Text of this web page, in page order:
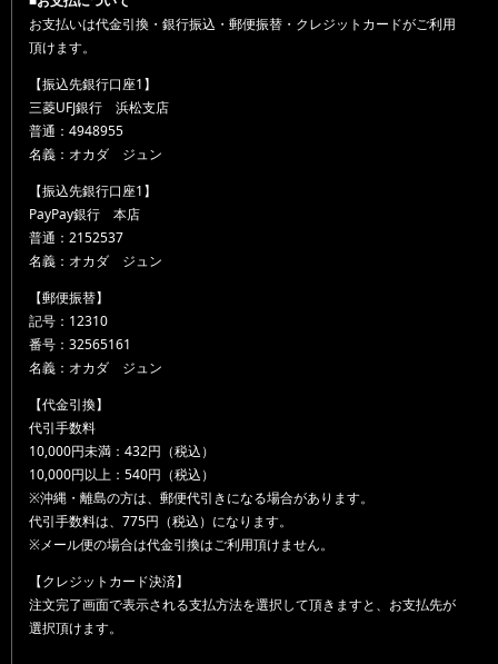
お支払いは代金引換・銀行振込・郵便振替・クレジットカードがご利用
頂けます。
【振込先銀行口座1】
三菱UFJ銀行 浜松支店
普通：4948955
名義：オカダ ジュン
【振込先銀行口座1】
PayPay銀行 本店
普通：2152537
名義：オカダ ジュン
【郵便振替】
記号：12310
番号：32565161
名義：オカダ ジュン
【代金引換】
代引手数料
10,000円未満：432円（税込）
10,000円以上：540円（税込）
※沖縄・離島の方は、郵便代引きになる場合があります。
代引手数料は、775円（税込）になります。
※メール便の場合は代金引換はご利用頂けません。
【クレジットカード決済】
注文完了画面で表示される支払方法を選択して頂きますと、お支払先が
選択頂けます。